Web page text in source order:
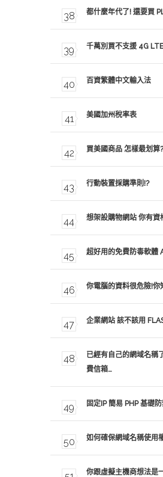
都什麼年代了! 還要買
千萬別買不支援 4G
百資繁體中文輸入法
美國加州稅率表
買美國商品 怎樣最划算?
行動裝置採購準則!?
想架設購物網站 你有資
超好用的免費防毒軟體
你電腦的資料很危險!你
企業網站 該不該用
已經有自己的網域名稱
費信箱…
固定IP 簡易 PHP 基礎
如何確保網域名稱使用
你跟虛擬主機商想法是